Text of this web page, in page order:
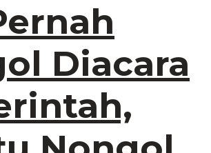
Diacara